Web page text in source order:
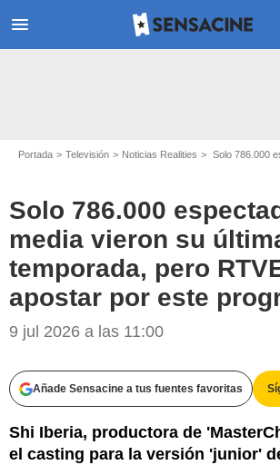
menu
Portada Televisión Noticias Realities Solo 786.000 espectadores de media vieron
Solo 786.000
media vieron su
temporada, pero
apostar por este
9 jul 2026 a las 11:00
Añade Sensacine a tus fuentes favoritas
Shi Iberia, productora de
el casting para la versión 'junior'
RTVE